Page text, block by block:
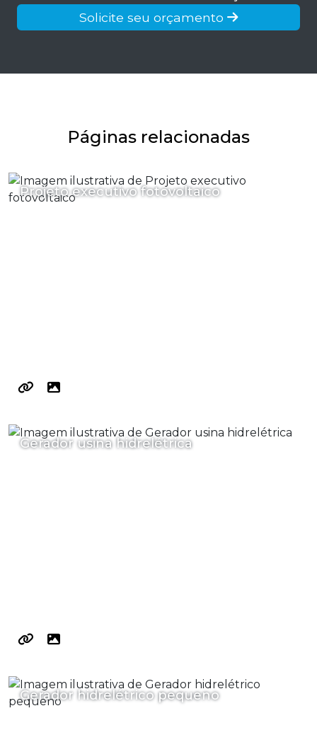
Solicite seu orçamento
Páginas relacionadas
Projeto executivo fotovoltaico
Gerador usina hidrelétrica
Gerador hidrelétrico pequeno